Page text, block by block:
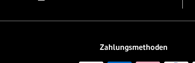
Zahlungsmethoden